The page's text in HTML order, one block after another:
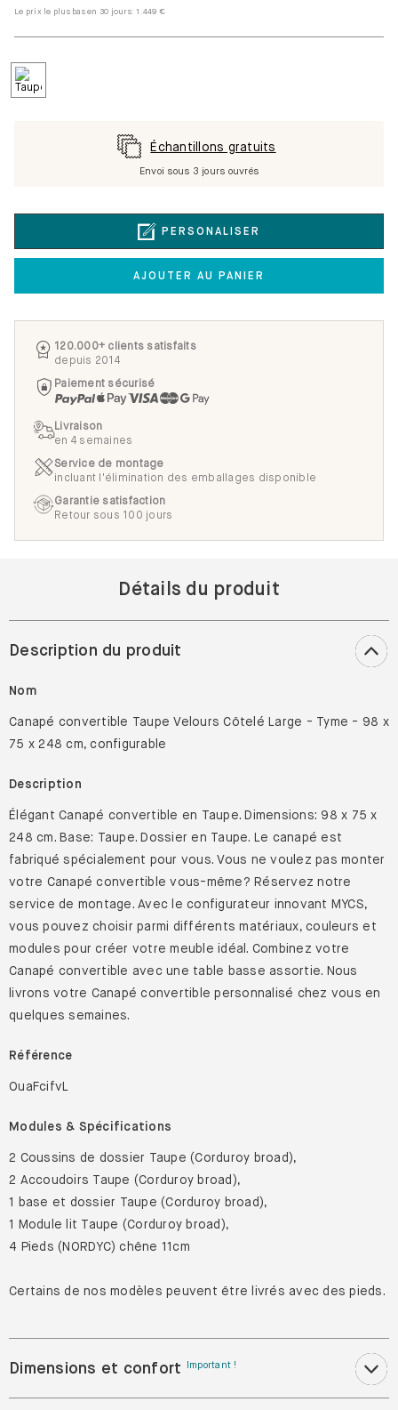
Le prix le plus bas en 30 jours: 1.449 €
PERSONALISER
AJOUTER AU PANIER
Échantillons gratuits
Envoi sous 3 jours ouvrés
120.000+ clients satisfaits
depuis 2014
Paiement sécurisé
Livraison
en 4 semaines
Service de montage
incluant l'élimination des emballages disponible
Garantie satisfaction
Retour sous 100 jours
Détails du produit
Description du produit
Nom
Canapé convertible Taupe Velours Côtelé Large - Tyme - 98 x
75 x 248 cm, configurable
Description
Élégant Canapé convertible en Taupe. Dimensions: 98 x 75 x
248 cm. Base: Taupe. Dossier en Taupe. Le canapé est
fabriqué spécialement pour vous. Vous ne voulez pas monter
votre Canapé convertible vous-même? Réservez notre
service de montage. Avec le configurateur innovant MYCS,
vous pouvez choisir parmi différents matériaux, couleurs et
modules pour créer votre meuble idéal. Combinez votre
Canapé convertible avec une table basse assortie. Nous
livrons votre Canapé convertible personnalisé chez vous en
quelques semaines.
Référence
OuaFcifvL
Modules & Spécifications
2 Coussins de dossier Taupe (Corduroy broad),
2 Accoudoirs Taupe (Corduroy broad),
1 base et dossier Taupe (Corduroy broad),
1 Module lit Taupe (Corduroy broad),
4 Pieds (NORDYC) chêne 11cm
Certains de nos modèles peuvent être livrés avec des pieds.
Dimensions et confort Important !